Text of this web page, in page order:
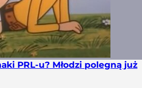
PRL-u? Młodzi polegną już